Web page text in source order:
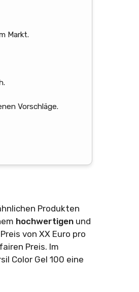
Markt.
Vorschläge.
Produkten
hochwertigen und
von XX Euro pro
Preis. Im
Color Gel 100 eine